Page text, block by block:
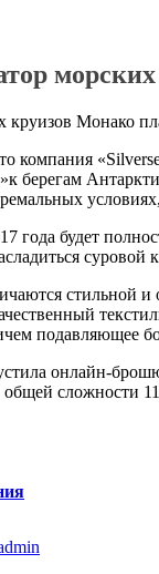
компания
берегам
года будет
стильной и
подавляющее
онлайн-
сложности